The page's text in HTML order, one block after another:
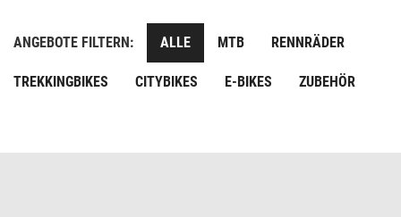
ANGEBOTE FILTERN: ALLE MTB RENNRÄDER
TREKKINGBIKES CITYBIKES E-BIKES ZUBEHÖR